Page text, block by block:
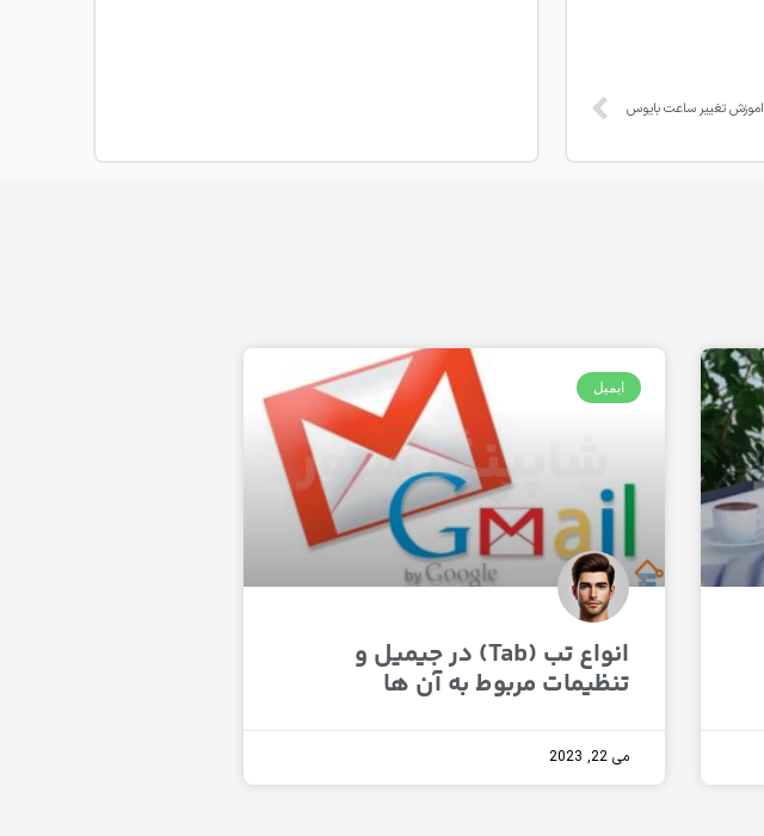
اموزش تغییر ساعت بایوس
ایمیل
انواع تب (Tab) در جیمیل و
تنظیمات مربوط به آن ها
می 22, 2023